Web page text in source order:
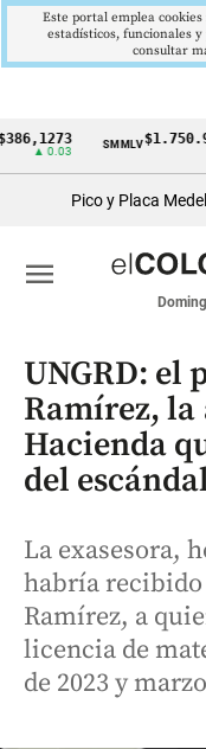
Cintillo
económicos
Colombia
SMMLV $1.750.905
Pico y Placa
menu
UNGRD: el
Ramírez, la
Hacienda
del
La exasesora,
habría
Ramírez, a
licencia de
de 2023 y
Este portal emplea
estadísticos, funcionales
consultar